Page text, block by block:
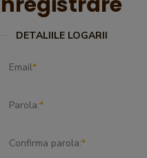
DETALIILE LOGARII
Email*
Parola:*
Confirma parola:*